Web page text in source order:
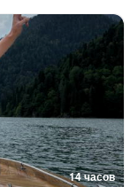
14 часов